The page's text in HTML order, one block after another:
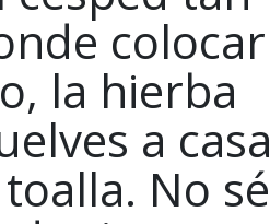
colocar
la hierba
a casa
No sé